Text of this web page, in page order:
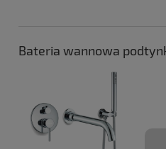
Bateria wannowa